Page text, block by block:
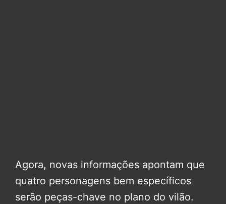
Agora, novas informações apontam que
quatro personagens bem específicos
serão peças-chave no plano do vilão.